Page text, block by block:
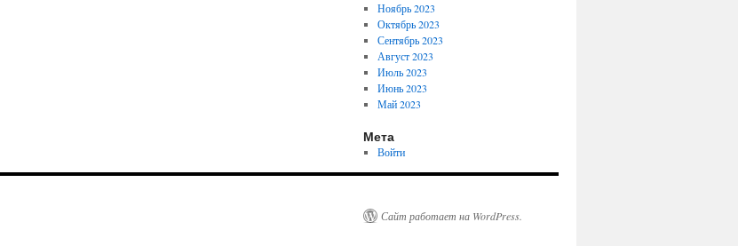
Ноябрь 2023
Октябрь 2023
Сентябрь 2023
Август 2023
Июль 2023
Июнь 2023
Май 2023
Мета
Войти
Сайт работает на WordPress.